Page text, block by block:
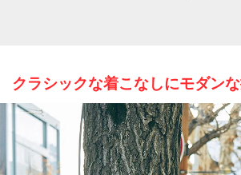
クラシックな着こなしにモダン